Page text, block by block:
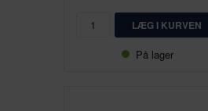
På lager